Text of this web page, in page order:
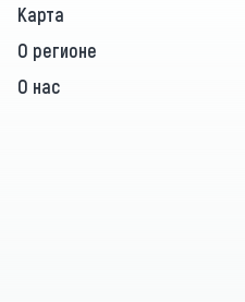
Карта
О регионе
О нас